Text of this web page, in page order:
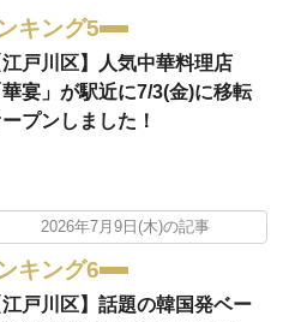
キング5
江戸川区】人気中華料理店
華宴」が駅近に7/3(金)に移転
プンしました！
2026年7月9日(木)の記事
キング6
江戸川区】話題の韓国発ベー